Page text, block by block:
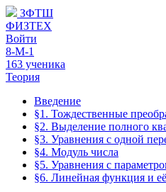
ЗФТШ
ФИЗТЕХ
Войти
8-М-1
163 ученика
Теория
Введение
§1. Тождественные
§2. Выделение полного
§3. Уравнения с одной
§4. Модуль числа
§5. Уравнения с
§6. Линейная функция и